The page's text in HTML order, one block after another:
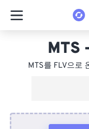
MTS
MTS를 FLV으로